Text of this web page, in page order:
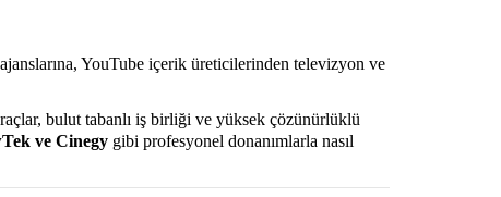
YouTube içerik üreticilerinden televizyon ve
bulut tabanlı iş birliği ve yüksek çözünürlüklü
ve Cinegy gibi profesyonel donanımlarla nasıl